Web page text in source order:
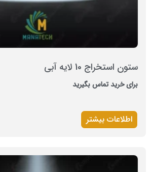
ستون استخراج 10 لایه آبی
برای خرید تماس بگیرید
اطلاعات بیشتر